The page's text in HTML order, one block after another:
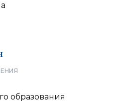
образования